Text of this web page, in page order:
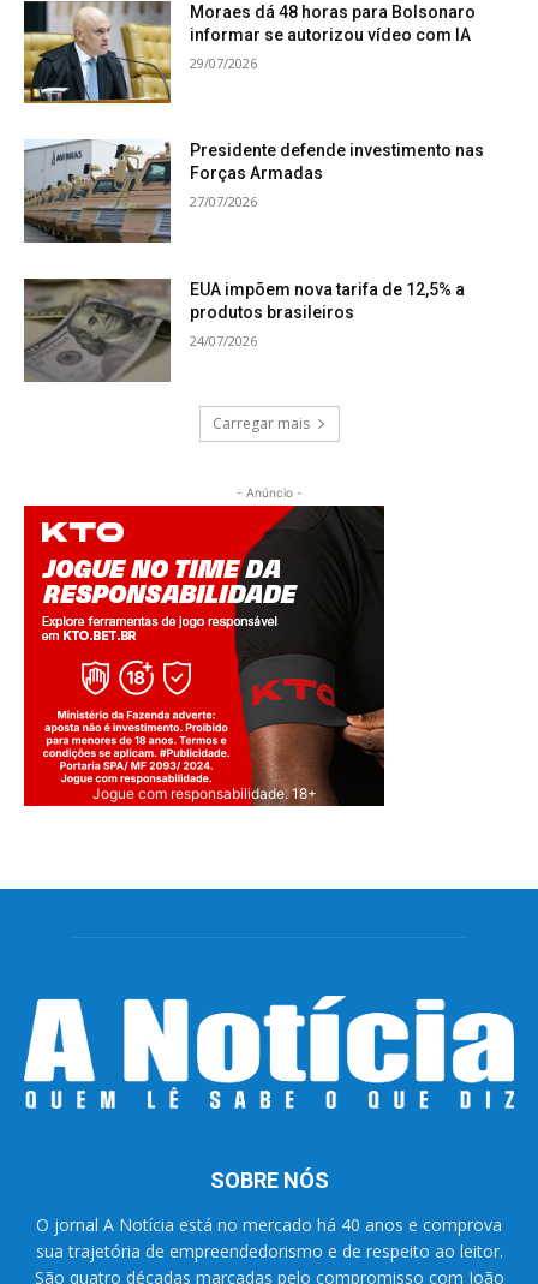
Moraes dá 48 horas para Bolsonaro
informar se autorizou vídeo com IA
29/07/2026
Presidente defende investimento nas
Forças Armadas
27/07/2026
EUA impõem nova tarifa de 12,5% a
produtos brasileiros
24/07/2026
Carregar mais
- Anúncio -
Jogue com responsabilidade. 18+
SOBRE NÓS
O jornal A Notícia está no mercado há 40 anos e comprova
sua trajetória de empreendedorismo e de respeito ao leitor.
São quatro décadas marcadas pelo compromisso com João